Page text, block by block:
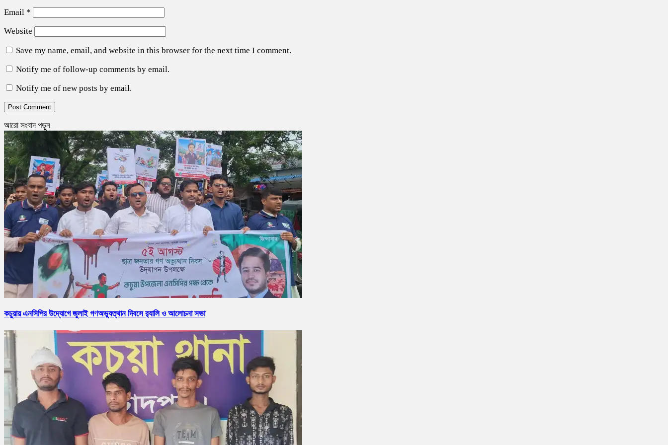
Email *
Website
Save my name, email, and website in this browser for the next time I comment.
Notify me of follow-up comments by email.
Notify me of new posts by email.
আরো সংবাদ পড়ুন
কচুয়ায় এনসিপির উদ্যোগে জুলাই গণঅভ্যুত্থান দিবসে র‌্যালি ও আলোচনা সভা